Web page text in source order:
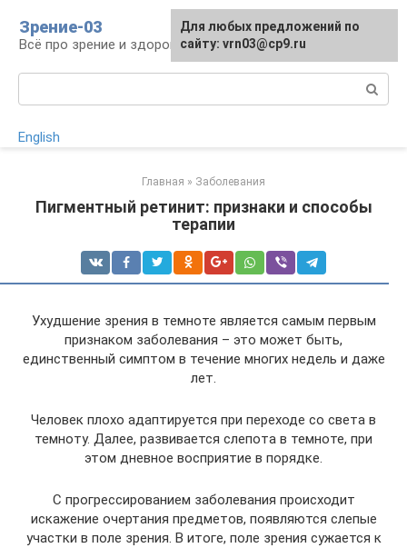
контенту
Зрение-03
Всё про зрение и здоровье глаз
English
Главная » Заболевания
Пигментный ретинит: признаки и способы
терапии
Ухудшение зрения в темноте является самым первым
признаком заболевания – это может быть,
единственный симптом в течение многих недель и даже
лет.
Человек плохо адаптируется при переходе со света в
темноту. Далее, развивается слепота в темноте, при
этом дневное восприятие в порядке.
С прогрессированием заболевания происходит
искажение очертания предметов, появляются слепые
участки в поле зрения. В итоге, поле зрения сужается к
Для любых предложений по
сайту: vrn03@cp9.ru